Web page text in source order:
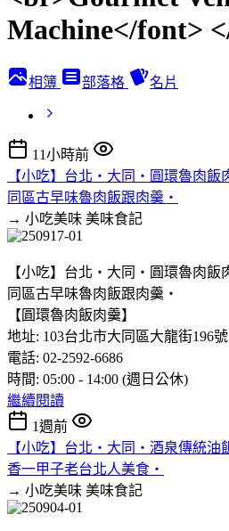
Machine</font>
相簿 部落格 名片
11小時前
【小吃】台北‧大同‧圓環魯肉
同區古早味魯肉飯跟肉羹‧
→ 小吃美味 美味食記
【小吃】台北‧大同‧圓環魯肉
同區古早味魯肉飯跟肉羹‧
【圓環魯肉飯肉羹】
地址: 103台北市大同區大龍街196號
電話: 02-2592-6686
時間: 05:00 - 14:00 (週日公休)
繼續閱讀
1週前
【小吃】台北‧大同‧酒泉傳統
香一甲子老台北人美食‧
→ 小吃美味 美味食記